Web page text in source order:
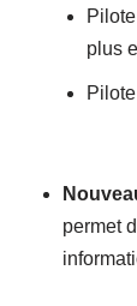
plus
permet